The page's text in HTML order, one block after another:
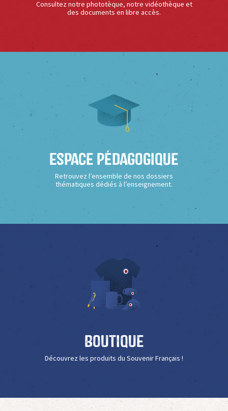
Consultez notre phototèque, notre vidéothèque et
des documents en libre accès.
Espace Pédagogique
Retrouvez l’ensemble de nos dossiers
thématiques dédiés à l’enseignement.
Boutique
Découvrez les produits du Souvenir Français !